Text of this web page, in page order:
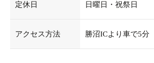
定休日 日曜日・祝祭日
アクセス方法 勝沼ICより車で5分